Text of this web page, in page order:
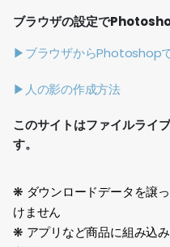
ブラウザの設定で
▶ブラウザからPhotoshop
▶人の影の作成方法
このサイトはファイルライ
す。
❋ ダウンロードデータを譲
けません
❋ アプリなど商品に組み込